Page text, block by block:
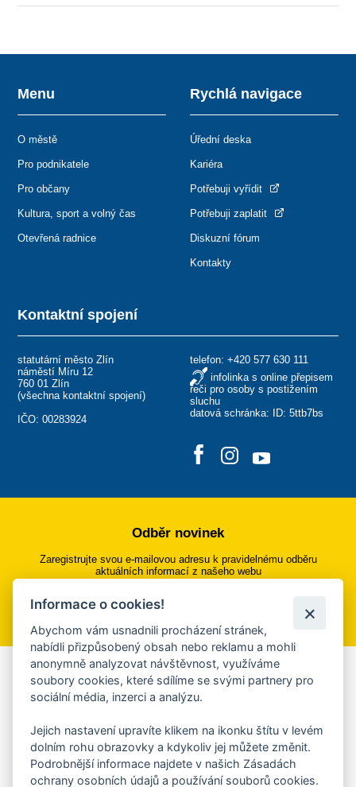
Kontaktní spojení
statutární město Zlín
náměstí Míru 12
760 01 Zlín
(všechna kontaktní spojení)
IČO: 00283924
telefon: +420 577 630 111
infolinka s online přepisem
řeči pro osoby s postižením
sluchu
datová schránka: ID: 5ttb7bs
Menu
O městě
Pro podnikatele
Pro občany
Kultura, sport a volný čas
Otevřená radnice
Rychlá navigace
Úřední deska
Kariéra
Potřebuji vyřídit
Potřebuji zaplatit
Diskuzní fórum
Kontakty
Odběr novinek
Zaregistrujte svou e-mailovou adresu k pravidelnému odběru
aktuálních informací z našeho webu
Přihlásit se k odběru
Aplikace Mobilní rozhlas
Chcete dostávat do svého mobilu či mailu upozornění na
ankety, pozvánky na kulturní a sportovní akce?
Více informací o aplikaci
Informace o cookies!
Abychom vám usnadnili procházení stránek,
nabídli přizpůsobený obsah nebo reklamu a mohli
anonymně analyzovat návštěvnost, využíváme
soubory cookies, které sdílíme se svými partnery pro
sociální média, inzerci a analýzu.
Jejich nastavení upravíte klikem na ikonku štítu v levém
dolním rohu obrazovky a kdykoliv jej můžete změnit.
Podrobnější informace najdete v našich Zásadách
ochrany osobních údajů a používání souborů cookies.